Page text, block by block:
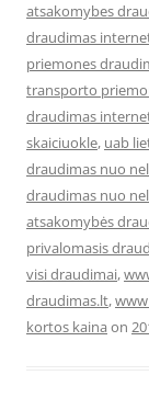
atsakomybes
draudimas
priemones
transporto
draudimas
skaiciuokle, uab
draudimas nuo
draudimas nuo
atsakomybės
privalomasis
visi draudimai,
draudimas.lt,
kortos kaina on